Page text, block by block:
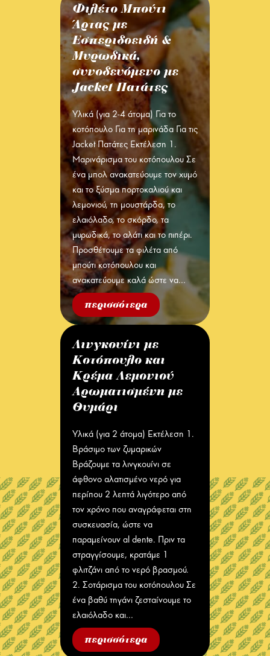
Φιλέτο Μπούτι
Άρτας με
Εσπεριδοειδή &
Μυρωδικά,
συνοδευόμενο με
Jacket Πατάτες
Υλικά (για 2-4 άτομα) Για το
κοτόπουλο Για τη μαρινάδα Για τις
Jacket Πατάτες Εκτέλεση 1.
Μαρινάρισμα του κοτόπουλου Σε
ένα μπολ ανακατεύουμε τον χυμό
και το ξύσμα πορτοκαλιού και
λεμονιού, τη μουστάρδα, το
ελαιόλαδο, το σκόρδο, τα
μυρωδικά, το αλάτι και το πιπέρι.
Προσθέτουμε τα φιλέτα από
μπούτι κοτόπουλου και
ανακατεύουμε καλά ώστε να…
περισσότερα
Λινγκουίνι με
Κοτόπουλο και
Κρέμα Λεμονιού
Αρωματισμένη με
Θυμάρι
Υλικά (για 2 άτομα) Εκτέλεση 1.
Βράσιμο των ζυμαρικών
Βράζουμε τα λινγκουίνι σε
άφθονο αλατισμένο νερό για
περίπου 2 λεπτά λιγότερο από
τον χρόνο που αναγράφεται στη
συσκευασία, ώστε να
παραμείνουν al dente. Πριν τα
στραγγίσουμε, κρατάμε 1
φλιτζάνι από το νερό βρασμού.
2. Σοτάρισμα του κοτόπουλου Σε
ένα βαθύ τηγάνι ζεσταίνουμε το
ελαιόλαδο και…
περισσότερα